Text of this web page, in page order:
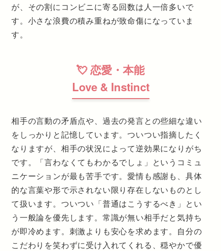
が、その割にコンビニに寄る回数は人一倍多いで
す。小さな浪費の積み重ねが致命傷になっていま
す。
💘 恋愛・本能
Love & Instinct
相手の言動の矛盾点や、過去の発言との些細な違い
をしっかりと記憶しています。ついつい指摘したく
なりますが、相手の状況によって逆効果になりがち
です。「言わなくてもわかるでしょ」というコミュ
ニケーションが最も苦手です。愛情も感謝も、具体
的な言葉や形で示されない限り存在しないものとし
て扱います。ついつい「普通はこうするべき」とい
う一般論を優先します。常識が無い相手だと気持ち
が即冷めます。刺激よりも安心を求めます。自分の
こだわりを笑わずに受け入れてくれる、穏やかで優